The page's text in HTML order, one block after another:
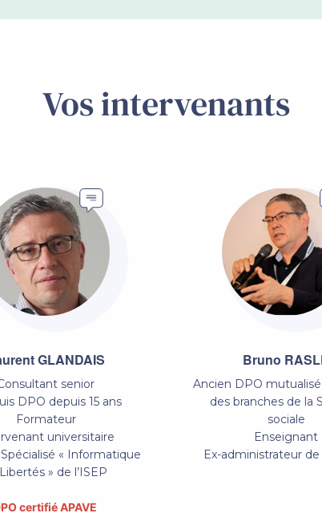
Vos intervenants
GLANDAIS
senior
DPO depuis 15 ans
Formateur
universitaire
« Informatique
» de l’ISEP
certifié APAVE
Bruno
Ancien DPO mutualisé
des branches de la
sociale
Enseignant
Ex-administrateur de